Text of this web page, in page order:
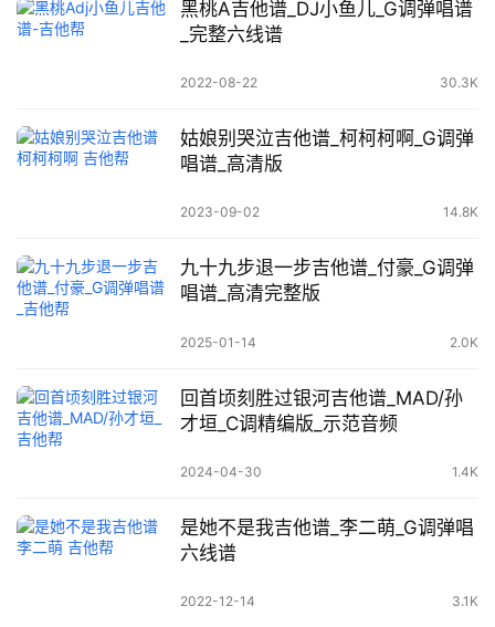
黑桃A吉他谱_DJ小鱼儿_G调弹唱谱
_完整六线谱
2022-08-22 30.3K
姑娘别哭泣吉他谱_柯柯柯啊_G调弹
唱谱_高清版
2023-09-02 14.8K
九十九步退一步吉他谱_付豪_G调弹
唱谱_高清完整版
2025-01-14 2.0K
回首顷刻胜过银河吉他谱_MAD/孙
才垣_C调精编版_示范音频
2024-04-30 1.4K
是她不是我吉他谱_李二萌_G调弹唱
六线谱
2022-12-14 3.1K